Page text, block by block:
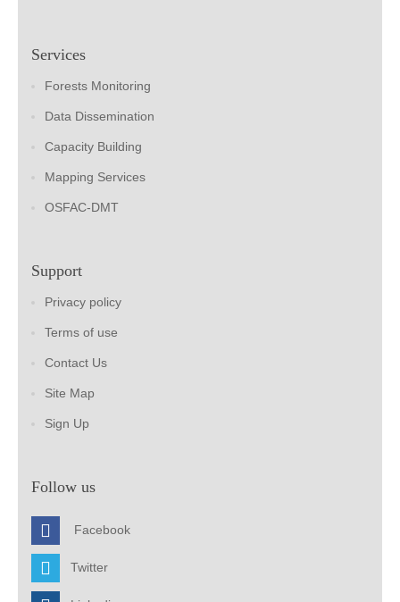
Services
Forests Monitoring
Data Dissemination
Capacity Building
Mapping Services
OSFAC-DMT
Support
Privacy policy
Terms of use
Contact Us
Site Map
Sign Up
Follow us
Facebook
Twitter